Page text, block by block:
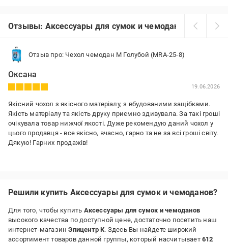
Отзывы: Аксессуары для сумок и чемоданов
Отзыв про: Чехол чемодан M Голубой (MRA-25-8)
Оксана
19.06.2026
Якісний чохол з якісного матеріалу, з вбудованими защібками.
Якість матеріалу та якість друку приємно здивувала. За такі гроші
очікувала товар нижчої якості. Дуже рекомендую даний чохол у
цього продавця - все якісно, вчасно, гарно та не за всі гроші світу.
Дякую! Гарних продажів!
Решили купить Аксессуары для сумок и чемоданов?
Для того, чтобы купить Аксессуары для сумок и чемоданов
высокого качества по доступной цене, достаточно посетить наш
интернет-магазинЭпицентр К. Здесь Вы найдете широкий
ассортимент товаров данной группы, который насчитывает612